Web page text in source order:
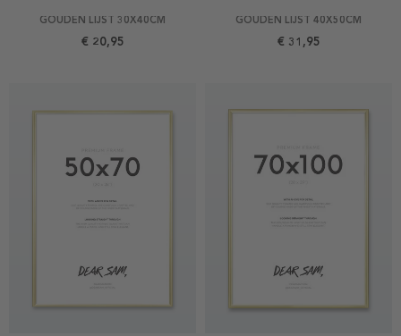
GOUDEN LIJST 30X40CM
€ 20,95
GOUDEN LIJST 40X50CM
€ 31,95